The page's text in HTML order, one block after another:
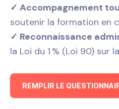
✓ Accompagnement
soutenir la formation en
✓ Reconnaissance
la Loi du 1 % (Loi 90) sur
REMPLIR LE